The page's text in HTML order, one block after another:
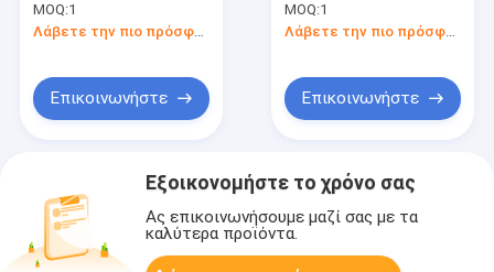
Reflectometer
χρονικών περιοχών
MOQ:1
Λάβετε την πιο πρόσφατη τιμή
Επικοινωνήστε
MOQ:1
Επικοινωνήστε
Εξοικονομήστε το χρόνο σας
Ας επικοινωνήσουμε μαζί σας με τα
καλύτερα προϊόντα.